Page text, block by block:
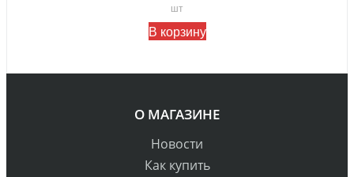
шт
В корзину
О МАГАЗИНЕ
Новости
Как купить